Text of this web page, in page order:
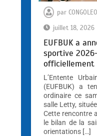
par CONGOLEO
juillet 18, 2026
EUFBUK a
sportive
officiellement
L’Entente
(EUFBUK) a
ordinaire ce
salle Letty,
Cette rencontre
le bilan de la
orientations […]